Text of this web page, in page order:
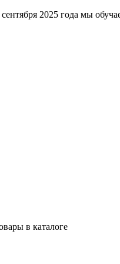
2025 года мы обучаем
в каталоге